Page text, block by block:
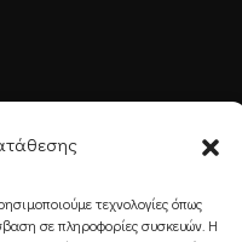
τεχνολογίες όπως
σε πληροφορίες συσκευών. Η